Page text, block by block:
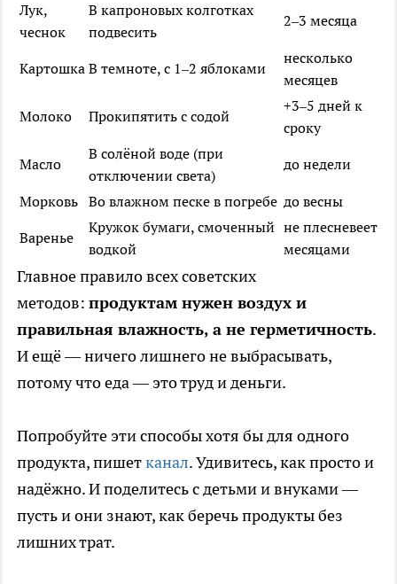
Лук,
чеснок
В капроновых колготках
подвесить
2–3 месяца
Картошка В темноте, с 1–2 яблоками
несколько
месяцев
Молоко Прокипятить с содой
+3–5 дней к
сроку
Масло
В солёной воде (при
отключении света)
до недели
Морковь Во влажном песке в погребе до весны
Варенье
Кружок бумаги, смоченный
водкой
не плесневеет
месяцами
Главное правило всех советских
методов: продуктам нужен воздух и
правильная влажность, а не герметичность.
И ещё — ничего лишнего не выбрасывать,
потому что еда — это труд и деньги.
Попробуйте эти способы хотя бы для одного
продукта, пишетканал. Удивитесь, как просто и
надёжно. И поделитесь с детьми и внуками —
пусть и они знают, как беречь продукты без
лишних трат.